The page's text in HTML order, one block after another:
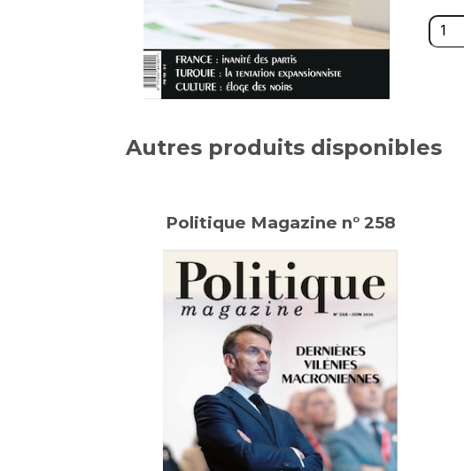
Autres produits disponibles
Politique Magazine n° 258